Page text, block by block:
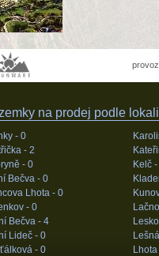
na prodej podle
- 0
- 2
- 0
Bečva - 0
Lhota - 0
- 0
Bečva - 4
Lideč - 0
- 0
Kelč -